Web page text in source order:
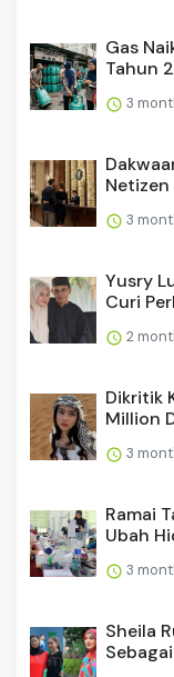
Gas
Tahun
3
Netizen
3
Yusry
Curi
2
Dikritik
Million
3
Ramai
Ubah
3
Sheila